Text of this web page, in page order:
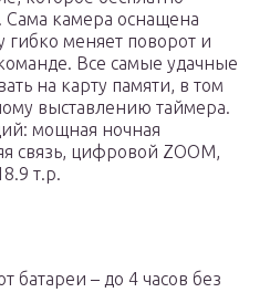
Сама камера оснащена
гибко меняет поворот и
Все самые удачные
на карту памяти, в том
выставлению таймера.
мощная ночная
связь, цифровой ZOOM,
т.р.
батареи – до 4 часов без